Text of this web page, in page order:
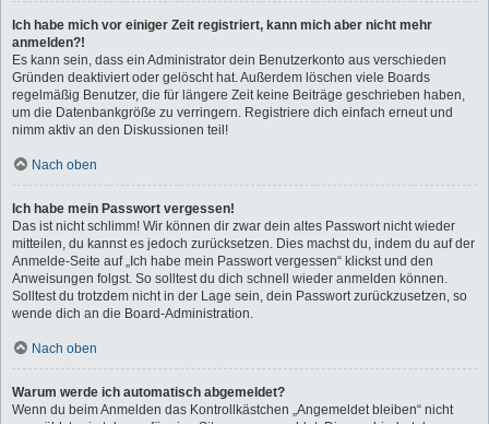
Ich habe mich vor einiger Zeit registriert, kann mich aber nicht mehr
anmelden?!
Es kann sein, dass ein Administrator dein Benutzerkonto aus verschieden
Gründen deaktiviert oder gelöscht hat. Außerdem löschen viele Boards
regelmäßig Benutzer, die für längere Zeit keine Beiträge geschrieben haben,
um die Datenbankgröße zu verringern. Registriere dich einfach erneut und
nimm aktiv an den Diskussionen teil!
Nach oben
Ich habe mein Passwort vergessen!
Das ist nicht schlimm! Wir können dir zwar dein altes Passwort nicht wieder
mitteilen, du kannst es jedoch zurücksetzen. Dies machst du, indem du auf der
Anmelde-Seite auf „Ich habe mein Passwort vergessen“ klickst und den
Anweisungen folgst. So solltest du dich schnell wieder anmelden können.
Solltest du trotzdem nicht in der Lage sein, dein Passwort zurückzusetzen, so
wende dich an die Board-Administration.
Nach oben
Warum werde ich automatisch abgemeldet?
Wenn du beim Anmelden das Kontrollkästchen „Angemeldet bleiben“ nicht